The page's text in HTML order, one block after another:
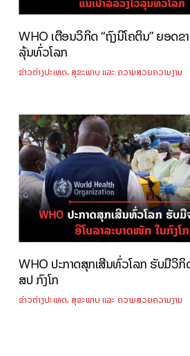
WHO ເຕືອນວິກິດ “ຖົງນິໂຄຕິນ” ຍອດຂ
ລຸ້ນທົ່ວໂລກ
ຂ່າວຕ່າງປະເທດ, ສຸຂະພາບ ແລະ ຄວາມສວຍຄວາມງາມ
WHO ປະກາດສຸກເສີນທົ່ວໂລກ ຮັບມືວິກິ
ສປ ກົງໂກ
ຂ່າວຕ່າງປະເທດ, ສຸຂະພາບ ແລະ ຄວາມສວຍຄວາມງາມ